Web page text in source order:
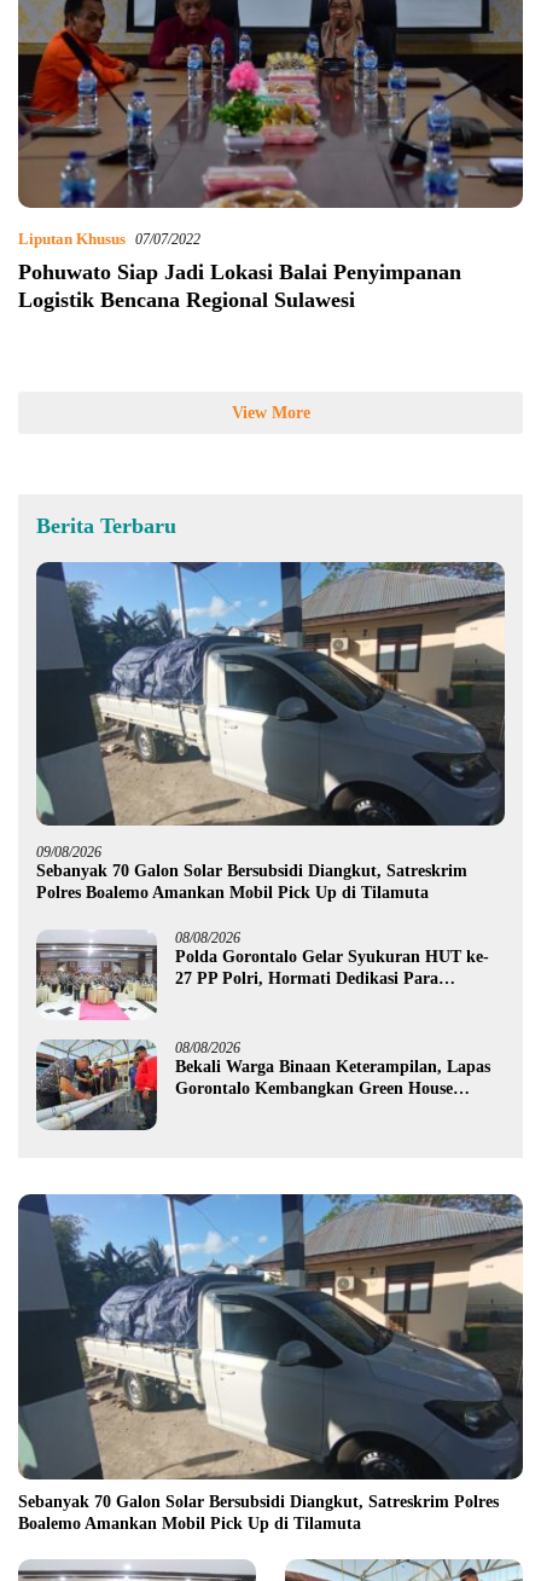
Liputan Khusus 07/07/2022
Pohuwato Siap Jadi Lokasi Balai Penyimpanan
Logistik Bencana Regional Sulawesi
View More
Berita Terbaru
09/08/2026
Sebanyak 70 Galon Solar Bersubsidi Diangkut, Satreskrim
Polres Boalemo Amankan Mobil Pick Up di Tilamuta
08/08/2026
Polda Gorontalo Gelar Syukuran HUT ke-
27 PP Polri, Hormati Dedikasi Para
08/08/2026
Bekali Warga Binaan Keterampilan, Lapas
Gorontalo Kembangkan Green House
Sebanyak 70 Galon Solar Bersubsidi Diangkut, Satreskrim Polres
Boalemo Amankan Mobil Pick Up di Tilamuta